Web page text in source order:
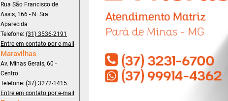
Rua São Francisco de
Assis, 166 - N. Sra.
Aparecida
Telefone: (31) 3536-2191
Entre em contato por e-mail
Maravilhas
Av. Minas Gerais, 60 -
Centro
Telefone: (37) 3272-1415
Entre em contato por e-mail